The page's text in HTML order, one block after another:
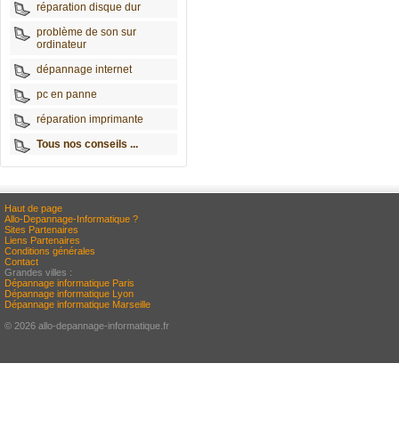
réparation disque dur
problème de son sur
ordinateur
dépannage internet
pc en panne
réparation imprimante
Tous nos conseils ...
Haut de page
Allo-Depannage-Informatique ?
Sites Partenaires
Liens Partenaires
Conditions générales
Contact
Grandes villes :
Dépannage informatique Paris
Dépannage informatique Lyon
Dépannage informatique Marseille
© 2026 allo-depannage-informatique.fr